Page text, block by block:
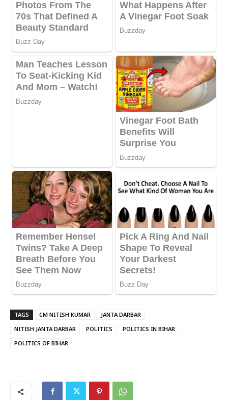
TAGS CM NITISH KUMAR
JANTA DARBAR
NITISH JANTA DARBAR
POLITICS
POLITICS IN BIHAR
POLITICS OF BIHAR